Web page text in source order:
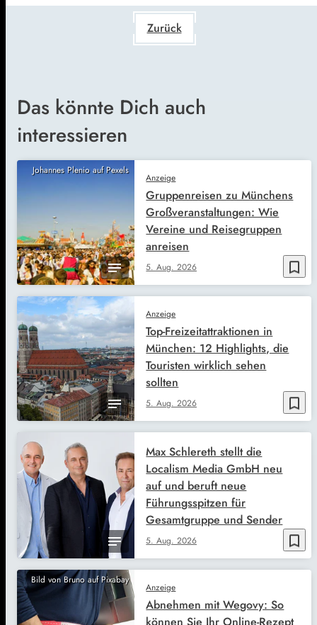
Zurück
Das könnte Dich auch
interessieren
Johannes Plenio auf Pexels
bookmark_border
Anzeige
5. Aug. 2026
Gruppenreisen zu Münchens
Großveranstaltungen: Wie
Vereine und Reisegruppen
anreisen
bookmark_border
Anzeige
5. Aug. 2026
Top-Freizeitattraktionen in
München: 12 Highlights, die
Touristen wirklich sehen
sollten
bookmark_border
5. Aug. 2026
Max Schlereth stellt die
Localism Media GmbH neu
auf und beruft neue
Führungsspitzen für
Gesamtgruppe und Sender
Bild von Bruno auf Pixabay
Anzeige
Abnehmen mit Wegovy: So